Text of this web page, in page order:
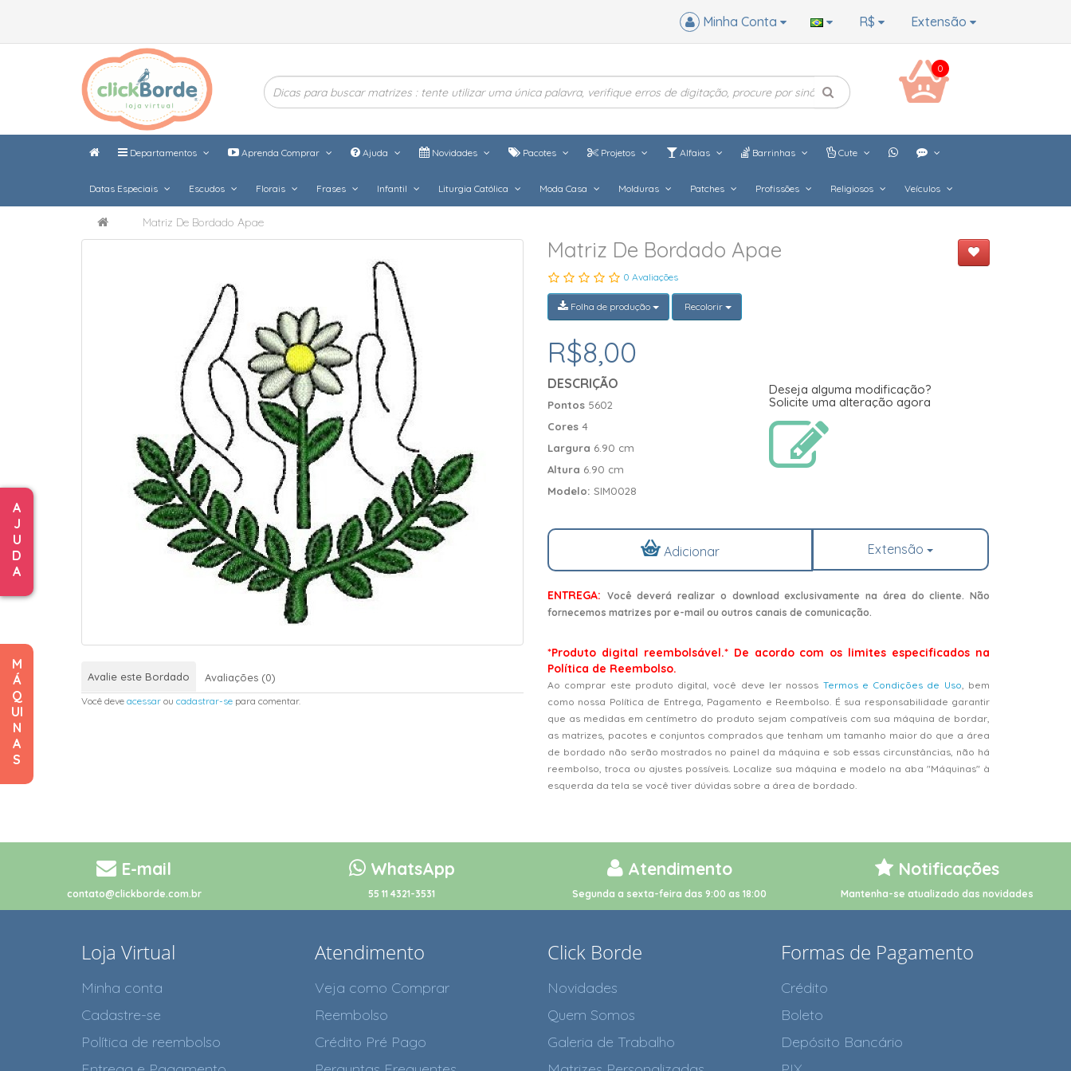
A
J
U
D
A
M
Á
Q
UI
N
A
S
Extensão
R$
Minha Conta
0
Departamentos Aprenda Comprar Ajuda Novidades Pacotes Projetos Alfaias Barrinhas Cute
Datas Especiais Escudos Florais Frases Infantil Liturgia Católica Moda Casa Molduras Patches Profissões Religiosos Veículos
Matriz De Bordado Apae
Avalie este Bordado Avaliações (0)
Você deve acessar ou cadastrar-se para comentar.
Matriz De Bordado Apae
0 Avaliações
Folha de produção Recolorir
R$8,00
DESCRIÇÃO
Pontos 5602
Cores 4
Largura 6.90 cm
Altura 6.90 cm
Modelo: SIM0028
Deseja alguma modificação?
Solicite uma alteração agora
Adicionar Extensão
ENTREGA: Você deverá realizar o download exclusivamente na área do cliente. Não
fornecemos matrizes por e-mail ou outros canais de comunicação.
*Produto digital reembolsável.* De acordo com os limites especificados na
Política de Reembolso.
Ao comprar este produto digital, você deve ler nossos Termos e Condições de Uso , bem
como nossa Política de Entrega, Pagamento e Reembolso. É sua responsabilidade garantir
que as medidas em centímetro do produto sejam compatíveis com sua máquina de bordar,
as matrizes, pacotes e conjuntos comprados que tenham um tamanho maior do que a área
de bordado não serão mostrados no painel da máquina e sob essas circunstâncias, não há
reembolso, troca ou ajustes possíveis. Localize sua máquina e modelo na aba "Máquinas" à
esquerda da tela se você tiver dúvidas sobre a área de bordado.
E-mail
contato@clickborde.com.br
WhatsApp
55 11 4321-3531
Atendimento
Segunda a sexta-feira das 9:00 as 18:00
Notificações
Mantenha-se atualizado das novidades
Loja Virtual
Minha conta
Cadastre-se
Política de reembolso
Atendimento
Veja como Comprar
Reembolso
Crédito Pré Pago
Click Borde
Novidades
Quem Somos
Galeria de Trabalho
Formas de Pagamento
Crédito
Boleto
Depósito Bancário